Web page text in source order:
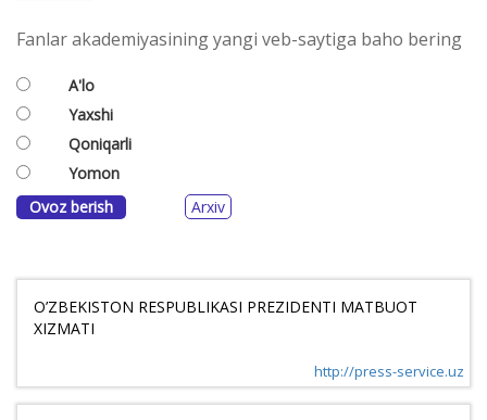
Fanlar akademiyasining yangi veb-saytiga baho bering
A'lo
Yaxshi
Qoniqarli
Yomon
Ovoz berish
Arxiv
O’ZBEKISTON RESPUBLIKASI PREZIDENTI MATBUOT
XIZMATI
http://press-service.uz